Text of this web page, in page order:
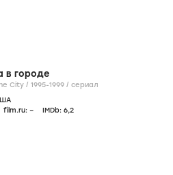
в городе
Caroline in the City / 1995-1999 / сериал
film.ru: – IMDb: 6,2